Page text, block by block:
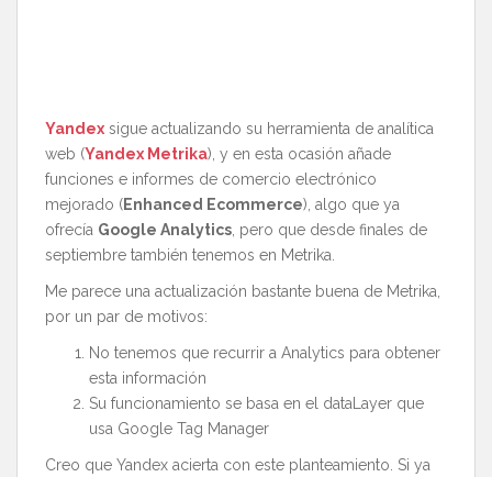
Yandex sigue actualizando su herramienta de analítica
web (Yandex Metrika), y en esta ocasión añade
funciones e informes de comercio electrónico
mejorado (Enhanced Ecommerce), algo que ya
ofrecía Google Analytics , pero que desde finales de
septiembre también tenemos en Metrika.
Me parece una actualización bastante buena de Metrika,
por un par de motivos:
No tenemos que recurrir a Analytics para obtener
esta información
Su funcionamiento se basa en el dataLayer que
usa Google Tag Manager
Creo que Yandex acierta con este planteamiento. Si ya